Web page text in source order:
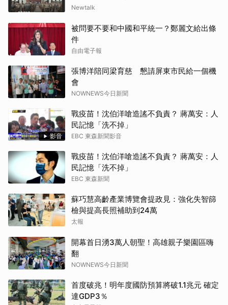
Newtalk
被問要不要和中國和平統一？鄭麗文給出條
件
自由電子報
張博洋陪同梁育慈 懇請屏東市民給一個機
會
NOWNEWS今日新聞
影音
戰疫苗！沈伯洋嗆造謠不負責？ 蔣萬安：人
民記憶「洗不掉」
EBC 東森新聞影音
戰疫苗！沈伯洋嗆造謠不負責？ 蔣萬安：人
民記憶「洗不掉」
EBC 東森新聞
蘇巧慧高齡產業博覽會提政見：強化失智篩
檢與提高長照補助到24萬
太報
開幕首日湧3萬人朝聖！高雄親子樂園區嗨
翻
NOWNEWS今日新聞
首度破兆！明年度國防預算將破1.1兆元 確定
達GDP3％